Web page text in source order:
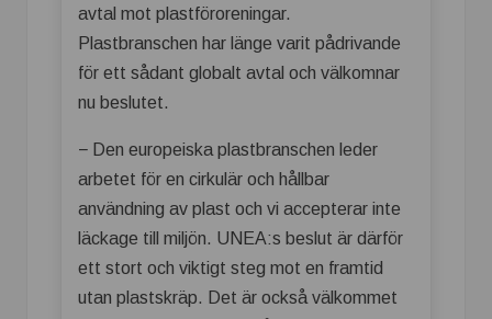
avtal mot plastföroreningar.
Plastbranschen har länge varit pådrivande
för ett sådant globalt avtal och välkomnar
nu beslutet.
− Den europeiska plastbranschen leder
arbetet för en cirkulär och hållbar
användning av plast och vi accepterar inte
läckage till miljön. UNEA:s beslut är därför
ett stort och viktigt steg mot en framtid
utan plastskräp. Det är också välkommet